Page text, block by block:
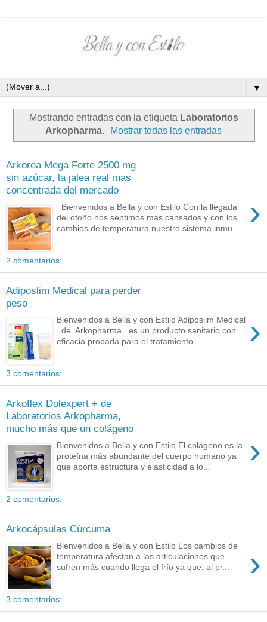
▼
Mostrando entradas con la etiqueta Laboratorios
Arkopharma. Mostrar todas las entradas
Arkorea Mega Forte 2500 mg
sin azúcar, la jalea real mas
concentrada del mercado
›
Bienvenidos a Bella y con Estilo Con la llegada
del otoño nos sentimos mas cansados y con los
cambios de temperatura nuestro sistema inmu...
2 comentarios:
Adiposlim Medical para perder
peso
›
Bienvenidos a Bella y con Estilo Adiposlim Medical
de Arkopharma es un producto sanitario con
eficacia probada para el tratamiento...
3 comentarios:
Arkoflex Dolexpert + de
Laboratorios Arkopharma,
mucho más que un colágeno
›
Bienvenidos a Bella y con Estilo El colágeno es la
proteína más abundante del cuerpo humano ya
que aporta estructura y elasticidad a lo...
2 comentarios:
Arkocápsulas Cúrcuma
›
Bienvenidos a Bella y con Estilo Los cambios de
temperatura afectan a las articulaciones que
sufren más cuando llega el frío ya que, al pr...
3 comentarios: